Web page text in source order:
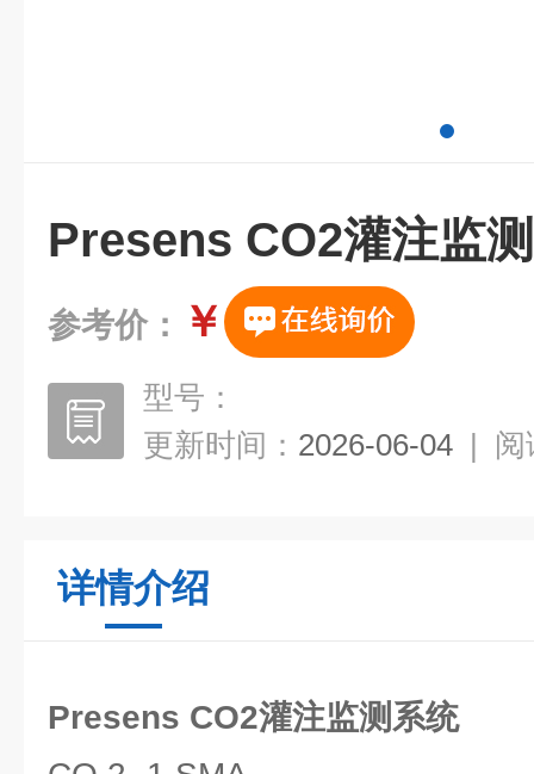
Presens CO2灌注监
参考价： ￥
型号：
更新时间： 2026-06-04 | 阅
详情介绍
Presens CO2灌注监测系统